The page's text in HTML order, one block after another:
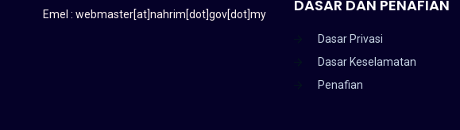
Emel : webmaster[at]nahrim[dot]gov[dot]my
DASAR DAN PENAFIAN
Dasar Privasi
Dasar Keselamatan
Penafian